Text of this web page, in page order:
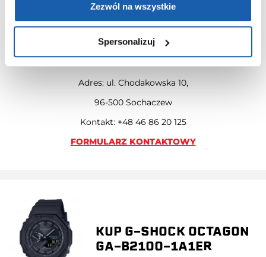
Zezwól na wszystkie
Spersonalizuj
KONTAKT Z SERWISEM ZIBI
naszego formularza kontaktowego.
Adres: ul. Chodakowska 10,
96-500 Sochaczew
Kontakt: +48 46 86 20 125
FORMULARZ KONTAKTOWY
KUP G-SHOCK OCTAGON
GA-B2100-1A1ER